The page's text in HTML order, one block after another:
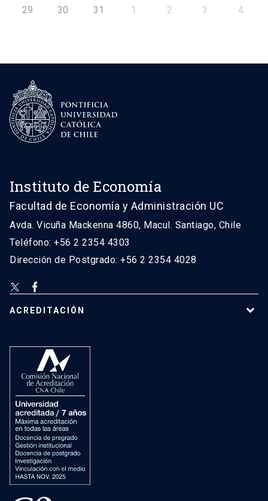
29 30 31 1 2 3 4
Instituto de Economía
Facultad de Economía y Administración UC
Avda. Vicuña Mackenna 4860, Macul. Santiago, Chile
Teléfono: +56 2 2354 4303
Dirección de Postgrado: +56 2 2354 4028
ACREDITACIÓN